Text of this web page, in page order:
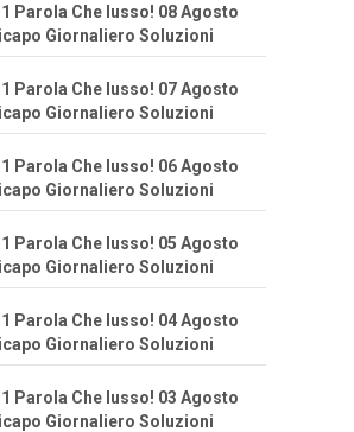
Parola Che lusso! 08 Agosto
Giornaliero Soluzioni
Parola Che lusso! 07 Agosto
Giornaliero Soluzioni
Parola Che lusso! 06 Agosto
Giornaliero Soluzioni
Parola Che lusso! 05 Agosto
Giornaliero Soluzioni
Parola Che lusso! 04 Agosto
Giornaliero Soluzioni
Parola Che lusso! 03 Agosto
Giornaliero Soluzioni